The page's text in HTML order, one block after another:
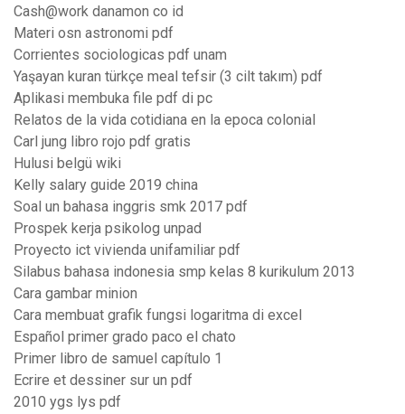
Cash@work danamon co id
Materi osn astronomi pdf
Corrientes sociologicas pdf unam
Yaşayan kuran türkçe meal tefsir (3 cilt takım) pdf
Aplikasi membuka file pdf di pc
Relatos de la vida cotidiana en la epoca colonial
Carl jung libro rojo pdf gratis
Hulusi belgü wiki
Kelly salary guide 2019 china
Soal un bahasa inggris smk 2017 pdf
Prospek kerja psikolog unpad
Proyecto ict vivienda unifamiliar pdf
Silabus bahasa indonesia smp kelas 8 kurikulum 2013
Cara gambar minion
Cara membuat grafik fungsi logaritma di excel
Español primer grado paco el chato
Primer libro de samuel capítulo 1
Ecrire et dessiner sur un pdf
2010 ygs lys pdf